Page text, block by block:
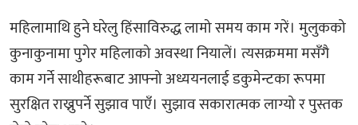
महिलामाथि हुने घरेलु हिंसाविरुद्ध लामो समय काम गरें। मुलुकको
कुनाकुनामा पुगेर महिलाको अवस्था नियालें। त्यसक्रममा मसँगै
काम गर्ने साथीहरूबाट आफ्नो अध्ययनलाई डकुमेन्टका रूपमा
सुरक्षित राख्नुपर्ने सुझाव पाएँ। सुझाव सकारात्मक लाग्यो र पुस्तक